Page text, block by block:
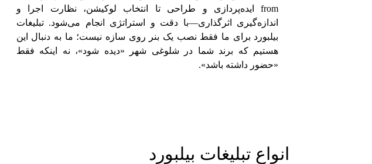
from ایده‌پردازی و طراحی تا انتخاب لوکیشن، نظارت اجرا و
اندازه‌گیری اثرگذاری—با دقت و استراتژی انجام می‌شود. تبلیغات
بیلبورد برای ما فقط نصب یک بنر روی سازه نیست؛ ما به دنبال این
هستیم که برند شما در شلوغی شهر «دیده شود»، نه اینکه فقط
«حضور داشته باشد».
انواع تبلیغات بیلبورد